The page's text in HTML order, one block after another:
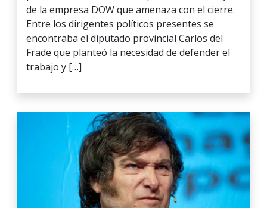
de la empresa DOW que amenaza con el cierre.
Entre los dirigentes políticos presentes se
encontraba el diputado provincial Carlos del
Frade que planteó la necesidad de defender el
trabajo y […]